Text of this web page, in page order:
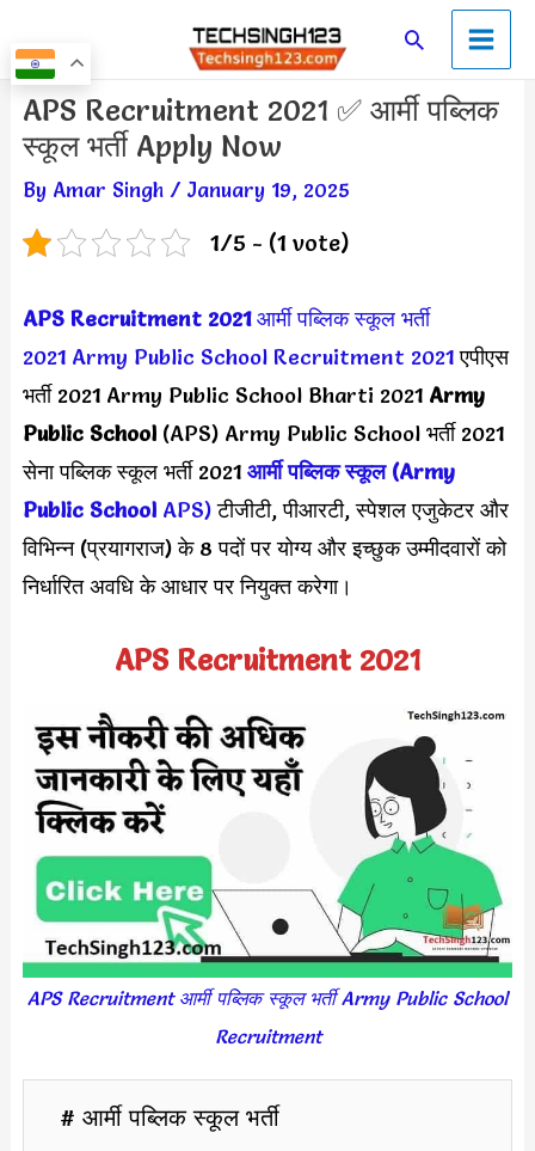
to
content
SearchMain
Menu
APS Recruitment 2021 ✅ आर्मी पब्लिक
स्कूल भर्ती Apply Now
By Amar Singh / January 19, 2025
1/5 - (1 vote)
APS Recruitment 2021 आर्मी पब्लिक स्कूल भर्ती
2021 Army Public School Recruitment 2021एपीएस
भर्ती 2021 Army Public School Bharti 2021 Army
Public School(APS) Army Public School भर्ती 2021
सेना पब्लिक स्कूल भर्ती 2021 आर्मी पब्लिक स्कूल (Army
Public SchoolAPS)टीजीटी, पीआरटी, स्पेशल एजुकेटर और
विभिन्न (प्रयागराज) के 8 पदों पर योग्य और इच्छुक उम्मीदवारों को
निर्धारित अवधि के आधार पर नियुक्त करेगा।
APS Recruitment 2021
APS Recruitment आर्मी पब्लिक स्कूल भर्ती Army Public School
Recruitment
# आर्मी पब्लिक स्कूल भर्ती
Post
navigation